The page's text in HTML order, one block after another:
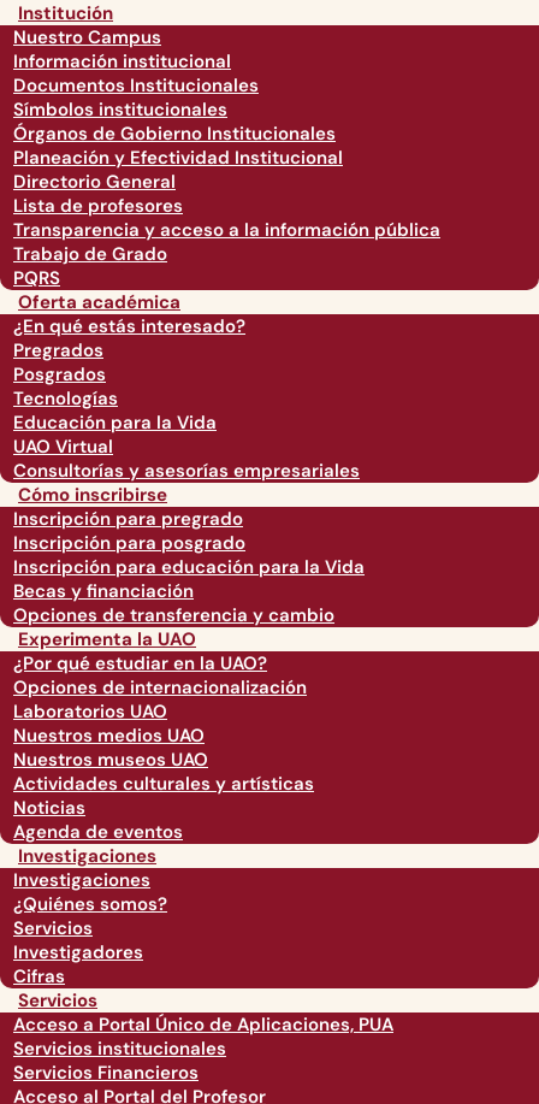
Institución
Nuestro Campus
Información institucional
Documentos Institucionales
Símbolos institucionales
Órganos de Gobierno Institucionales
Planeación y Efectividad Institucional
Directorio General
Lista de profesores
Transparencia y acceso a la información pública
Trabajo de Grado
PQRS
Oferta académica
¿En qué estás interesado?
Pregrados
Posgrados
Tecnologías
Educación para la Vida
UAO Virtual
Consultorías y asesorías empresariales
Cómo inscribirse
Inscripción para pregrado
Inscripción para posgrado
Inscripción para educación para la Vida
Becas y financiación
Opciones de transferencia y cambio
Experimenta la UAO
¿Por qué estudiar en la UAO?
Opciones de internacionalización
Laboratorios UAO
Nuestros medios UAO
Nuestros museos UAO
Actividades culturales y artísticas
Noticias
Agenda de eventos
Investigaciones
Investigaciones
¿Quiénes somos?
Servicios
Investigadores
Cifras
Servicios
Acceso a Portal Único de Aplicaciones, PUA
Servicios institucionales
Servicios Financieros
Acceso al Portal del Profesor